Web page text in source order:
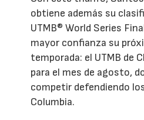
obtiene además su
UTMB® World Series
mayor confianza su
temporada: el UTMB de
para el mes de agosto,
competir defendiendo
Columbia.